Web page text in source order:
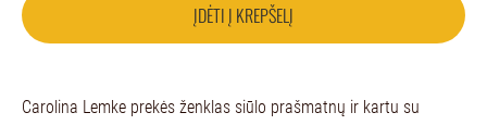
ĮDĖTI Į KREPŠELĮ
Carolina Lemke prekės ženklas siūlo prašmatnų ir kartu su